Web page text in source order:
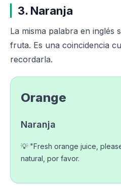
3. Naranja
La misma palabra en inglés
fruta. Es una coincidencia
recordarla.
Orange
Naranja
💡 "Fresh orange juice,
natural, por favor.